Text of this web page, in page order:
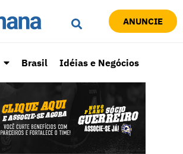
ANUNCIE
Brasil Idéias e Negócios